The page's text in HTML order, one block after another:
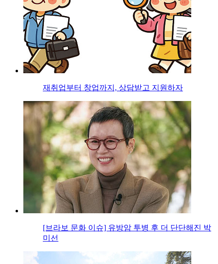
재취업부터 창업까지, 상담받고 지원하자
[브라보 문화 이슈] 유방암 투병 후 더 단단해진 박
미선